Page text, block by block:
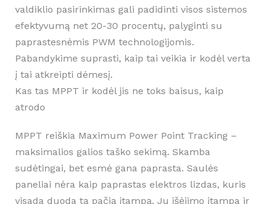
valdiklio pasirinkimas gali padidinti visos sistemos
efektyvumą net 20-30 procentų, palyginti su
paprastesnėmis PWM technologijomis.
Pabandykime suprasti, kaip tai veikia ir kodėl verta
į tai atkreipti dėmesį.
Kas tas MPPT ir kodėl jis ne toks baisus, kaip
atrodo
MPPT reiškia Maximum Power Point Tracking –
maksimalios galios taško sekimą. Skamba
sudėtingai, bet esmė gana paprasta. Saulės
paneliai nėra kaip paprastas elektros lizdas, kuris
visada duoda tą pačią įtampą. Jų išėjimo įtampa ir